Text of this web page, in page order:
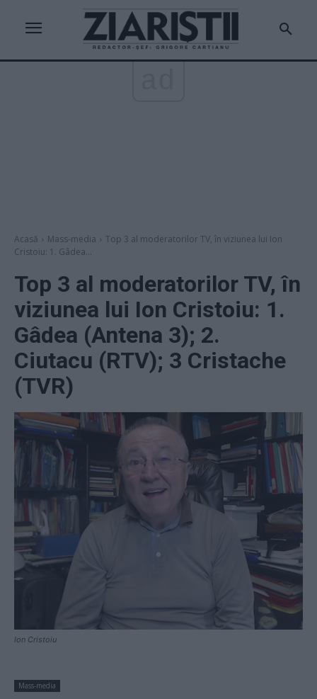
Acasă Mass-media
Top 3 al moderatorilor TV, în viziunea lui Ion
Cristoiu: 1. Gâdea...
Top 3 al moderatorilor TV, în
viziunea lui Ion Cristoiu: 1.
Gâdea (Antena 3); 2.
Ciutacu (RTV); 3 Cristache
(TVR)
Ion Cristoiu
Mass-media